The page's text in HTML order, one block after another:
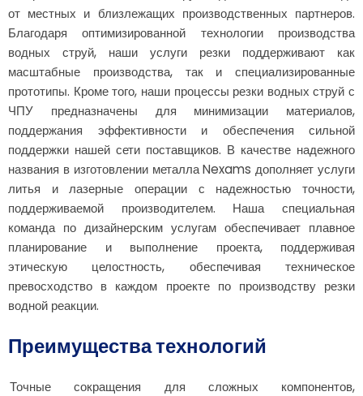
от местных и близлежащих производственных партнеров.
Благодаря оптимизированной технологии производства
водных струй, наши услуги резки поддерживают как
масштабные производства, так и специализированные
прототипы. Кроме того, наши процессы резки водных струй с
ЧПУ предназначены для минимизации материалов,
поддержания эффективности и обеспечения сильной
поддержки нашей сети поставщиков. В качестве надежного
названия в изготовлении металла Nexams дополняет услуги
литья и лазерные операции с надежностью точности,
поддерживаемой производителем. Наша специальная
команда по дизайнерским услугам обеспечивает плавное
планирование и выполнение проекта, поддерживая
этическую целостность, обеспечивая техническое
превосходство в каждом проекте по производству резки
водной реакции.
Преимущества технологий
Точные сокращения для сложных компонентов,